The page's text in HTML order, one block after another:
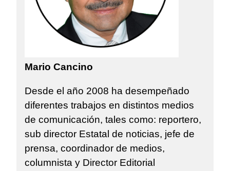
Mario Cancino
Desde el año 2008 ha desempeñado
diferentes trabajos en distintos medios
de comunicación, tales como: reportero,
sub director Estatal de noticias, jefe de
prensa, coordinador de medios,
columnista y Director Editorial